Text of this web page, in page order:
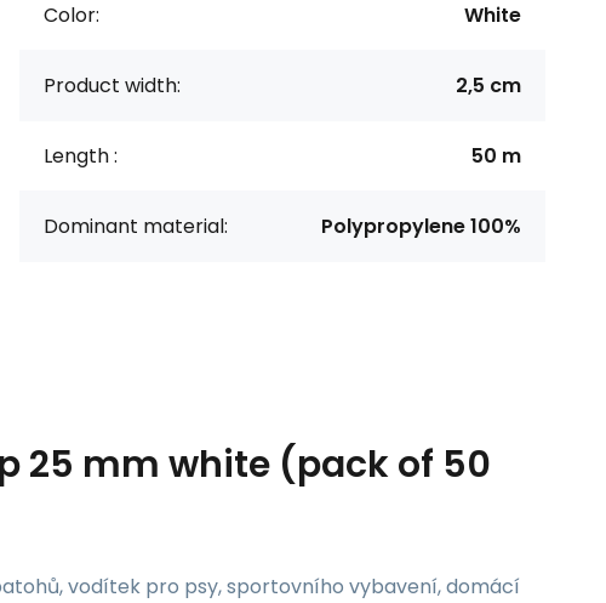
Color: White
Product width: 2,5 cm
Length : 50 m
Dominant material: Polypropylene 100%
25 mm white (pack of 50
vodítek pro psy, sportovního vybavení, domácí